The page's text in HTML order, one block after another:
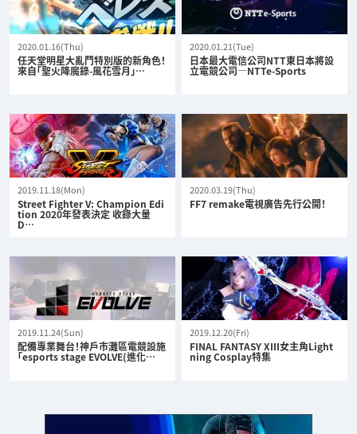
2020.01.16(Thu)
任天堂明星大亂鬥特別版的新角色！
來自「聖火降魔錄-風花雪月」…
2020.01.21(Tue)
日本最大電信公司NTT東日本將設
立電競公司—NTTe-Sports
2019.11.18(Mon)
Street Fighter V: Champion Edi
tion 2020年發表決定 收錄大量
D…
2020.03.19(Thu)
FF7 remake電視廣告先行公開！
2019.11.24(Sun)
配備專業舞台！神戶市灘區電競設施
「esports stage EVOLVE(進化…
2019.12.20(Fri)
FINAL FANTASY XIII女主角Light
ning Cosplay特集